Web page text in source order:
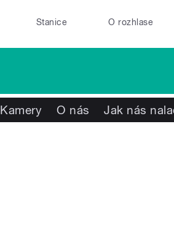
Stanice O rozhlase
Kamery O nás Jak nás